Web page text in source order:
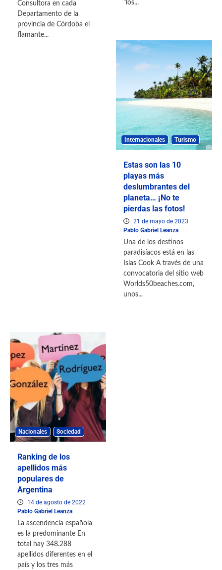
Consultora en cada
Departamento de la
provincia de Córdoba el
flamante...
"los...
Internacionales Turismo
Estas son las 10
playas más
deslumbrantes del
planeta… ¡No te
pierdas las fotos!
21 de mayo de 2023
Pablo Gabriel Leanza
Una de los destinos
paradisíacos está en las
Islas Cook A través de una
convocatoria del sitio web
Worlds50beaches.com,
unos...
Nacionales Sociedad
Ranking de los
apellidos más
populares de
Argentina
14 de agosto de 2022
Pablo Gabriel Leanza
La ascendencia española
es la predominante En
total hay 348.288
apellidos diferentes en el
país y los tres más